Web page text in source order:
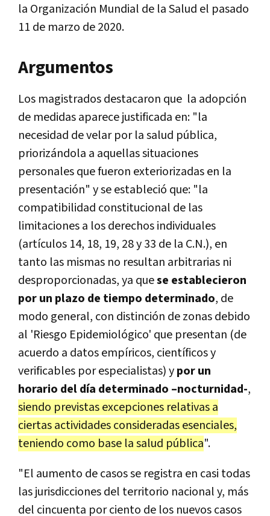
la Organización Mundial de la Salud el pasado
11 de marzo de 2020.
Argumentos
Los magistrados destacaron que la adopción
de medidas aparece justificada en: "la
necesidad de velar por la salud pública,
priorizándola a aquellas situaciones
personales que fueron exteriorizadas en la
presentación" y se estableció que: "la
compatibilidad constitucional de las
limitaciones a los derechos individuales
(artículos 14, 18, 19, 28 y 33 de la C.N.), en
tanto las mismas no resultan arbitrarias ni
desproporcionadas, ya quese establecieron
por un plazo de tiempo determinado, de
modo general, con distinción de zonas debido
al 'Riesgo Epidemiológico' que presentan (de
acuerdo a datos empíricos, científicos y
verificables por especialistas) ypor un
horario del día determinado –nocturnidad-,
siendo previstas excepciones relativas a
ciertas actividades consideradas esenciales,
teniendo como base la salud pública".
"El aumento de casos se registra en casi todas
las jurisdicciones del territorio nacional y, más
del cincuenta por ciento de los nuevos casos